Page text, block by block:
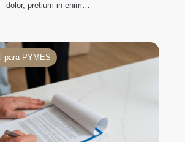
dolor, pretium in enim…
para PYMES